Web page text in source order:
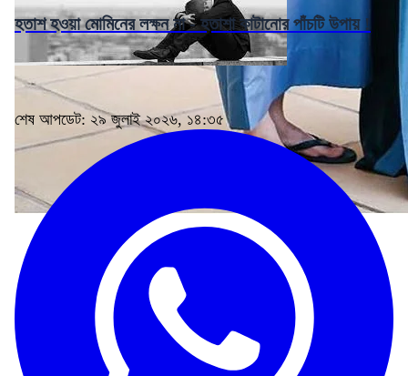
হতাশ হওয়া মোমিনের লক্ষন না - হতাশা কাটানোর পাঁচটি উপায় !
শেষ আপডেট: ২৯ জুলাই ২০২৬, ১৪:৩৫